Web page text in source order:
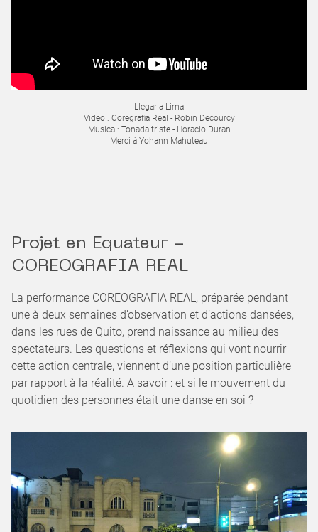
Llegar a Lima
Video : Coregrafia Real - Robin Decourcy
Musica : Tonada triste - Horacio Duran
Merci à Yohann Mahuteau
Projet en Equateur -
COREOGRAFIA REAL
La performance COREOGRAFIA REAL, préparée pendant
une à deux semaines d’observation et d’actions dansées,
dans les rues de Quito, prend naissance au milieu des
spectateurs. Les questions et réflexions qui vont nourrir
cette action centrale, viennent d’une position particulière
par rapport à la réalité. A savoir : et si le mouvement du
quotidien des personnes était une danse en soi ?